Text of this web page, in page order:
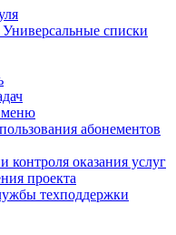
списки
меню
абонементов
контроля оказания услуг
проекта
техподдержки